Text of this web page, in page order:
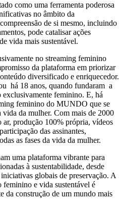
como uma ferramenta poderosa
no âmbito da
de si mesmo, incluindo
pode catalisar ações
vida mais sustentável.
no streaming feminino
da plataforma em priorizar
diversificado e enriquecedor.
há 18 anos, quando fundaram a
feminino. E, há
feminino do MUNDO que se
vida da mulher. Com mais de 2000
produção 100% própria, vídeos
das assinantes,
as fases da vida da mulher.
uma plataforma vibrante para
à sustentabilidade, desde
globais de preservação. A
feminino e vida sustentável é
da construção de um mundo mais